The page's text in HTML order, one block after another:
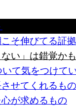
そ伸びてる証拠
い」は錯覚か
て気をつけて
せてくれるも
が求めるもの